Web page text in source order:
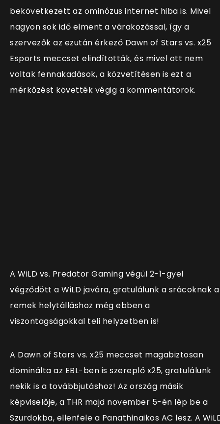
bekövetkezett az ominózus internet hiba is. Mivel
nagyon sok idő elment a várakozással, így a
szervezők az ezután érkező Dawn of Stars vs. x25
Esports meccset elindították, és mivel ott nem
voltak fennakadások, a közvetítésen is ezt a
mérkőzést követték végig a kommentátorok.
A WiLD vs. Predator Gaming végül 2-1-gyel
végződött a WiLD javára, gratulálunk a srácoknak a
remek helytálláshoz még ebben a
viszontagságokkal teli helyzetben is!
A Dawn of Stars vs. x25 meccset magabiztosan
dominálta az EBL-ben is szereplő x25, gratulálunk
nekik is a továbbjutáshoz! Az ország másik
képviselője, a THR majd november 5-én lép be a
Szurdokba, ellenfele a Panathinaikos AC lesz. A